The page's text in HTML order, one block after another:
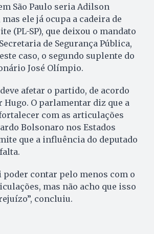
São Paulo seria Adilson
mas ele já ocupa a cadeira de
(PL-SP), que deixou o mandato
de Segurança Pública,
caso, o segundo suplente do
José Olímpio.
afetar o partido, de acordo
O parlamentar diz que a
com as articulações
Bolsonaro nos Estados
que a influência do deputado
poder contar pelo menos com o
mas não acho que isso
concluiu.